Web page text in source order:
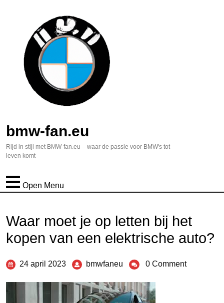
bmw-fan.eu
Rijd in stijl met BMW-fan.eu – waar de passie voor BMW's tot
leven komt
Open Menu
Waar moet je op letten bij het
kopen van een elektrische auto?
24 april 2023 bmwfaneu 0 Comment